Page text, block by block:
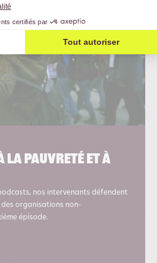
la pauvreté et à
nos intervenants défendent
des organisations non-
épisode.